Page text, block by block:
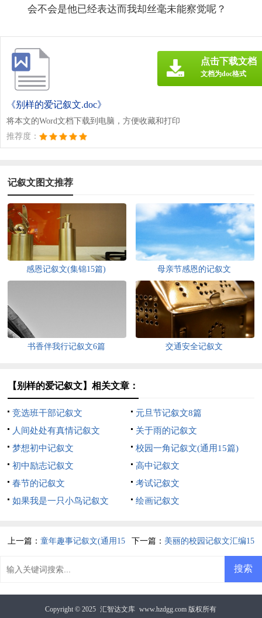
会不会是他已经表达而我却丝毫未能察觉呢？
《别样的爱记叙文.doc》
将本文的Word文档下载到电脑，方便收藏和打印
推荐度：
点击下载文档
文档为doc格式
记叙文图文推荐
感恩记叙文(集锦15篇) 母亲节感恩的记叙文
书香伴我行记叙文6篇 交通安全记叙文
【别样的爱记叙文】相关文章：
竞选班干部记叙文
元旦节记叙文8篇
人间处处有真情记叙文
关于雨的记叙文
梦想初中记叙文
校园一角记叙文(通用15篇)
初中励志记叙文
高中记叙文
春节的记叙文
考试记叙文
如果我是一只小鸟记叙文
绘画记叙文
上一篇：童年趣事记叙文(通用15 下一篇： 美丽的校园记叙文汇编15
Copyright © 2025 汇智达文库 www.hzdgg.com 版权所有